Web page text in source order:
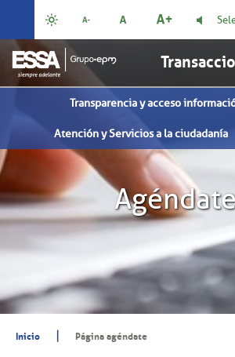
Transparencia y acceso
Atención y Servicios a la ciudadanía
Inicio | Página agéndate